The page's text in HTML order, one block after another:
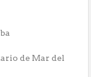
de Mar del